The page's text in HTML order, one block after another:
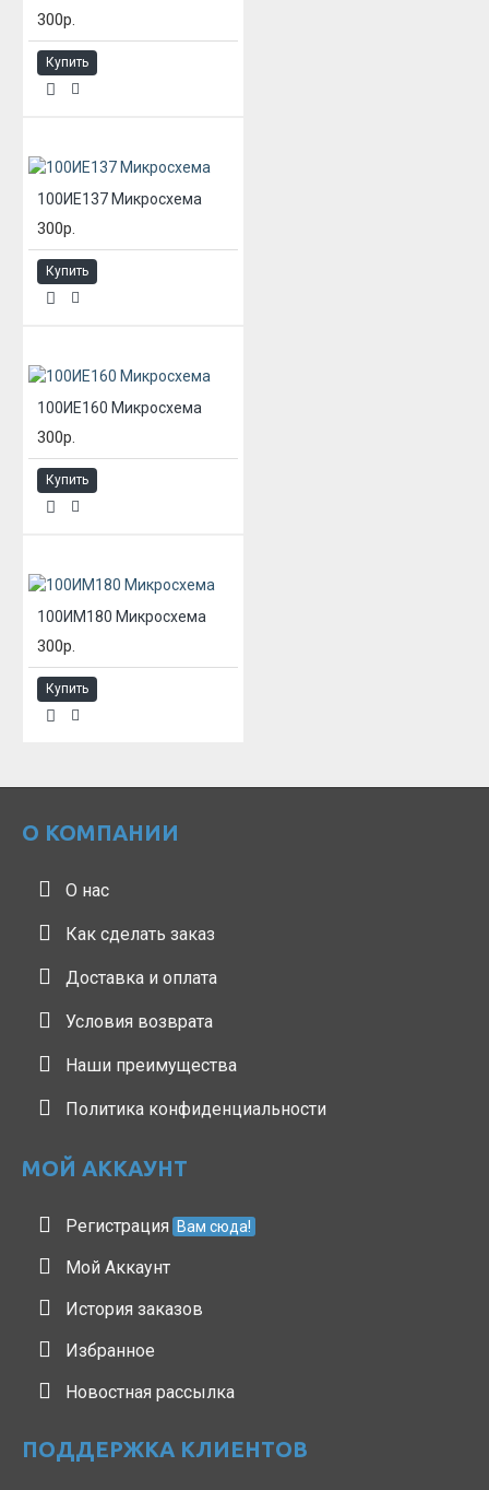
300р.
Купить
100ИЕ137 Микросхема
300р.
Купить
100ИЕ160 Микросхема
300р.
Купить
100ИМ180 Микросхема
300р.
Купить
О КОМПАНИИ
О нас
Как сделать заказ
Доставка и оплата
Условия возврата
Наши преимущества
Политика конфиденциальности
МОЙ АККАУНТ
Регистрация Вам сюда!
Мой Аккаунт
История заказов
Избранное
Новостная рассылка
ПОДДЕРЖКА КЛИЕНТОВ